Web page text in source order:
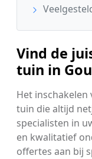
Vind de
tuin in
Het inschakelen
tuin die altijd
specialisten in
en kwalitatief
offertes aan bij